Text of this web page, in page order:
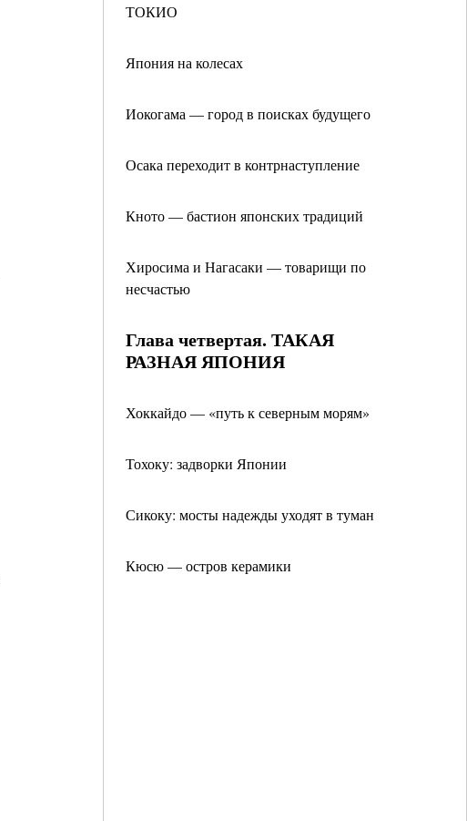
ТОКИО
Япония на колесах
Иокогама — город в поисках будущего
Осака переходит в контрнаступление
Кното — бастион японских традиций
Хиросима и Нагасаки — товарищи по
несчастью
Глава четвертая. ТАКАЯ
РАЗНАЯ ЯПОНИЯ
Хоккайдо — «путь к северным морям»
Тохоку: задворки Японии
Сикоку: мосты надежды уходят в туман
Кюсю — остров керамики